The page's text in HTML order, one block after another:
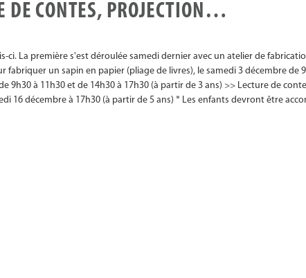
DE CONTES, PROJECTION…
La première s'est déroulée samedi dernier avec un atelier de
un sapin en papier (pliage de livres), le samedi 3 décembre de
9h30 à 11h30 et de 14h30 à 17h30 (à partir de 3 ans) >> Lecture de
16 décembre à 17h30 (à partir de 5 ans) * Les enfants devront être